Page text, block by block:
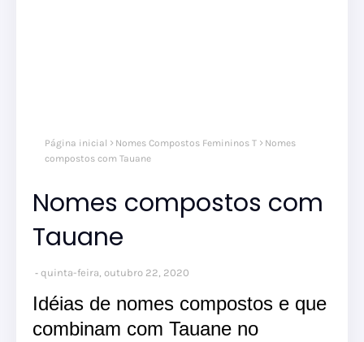
Página inicial Nomes Compostos Femininos T
Nomes
compostos com Tauane
Nomes compostos com
Tauane
quinta-feira, outubro 22, 2020
Idéias de nomes compostos e que
combinam com Tauane no